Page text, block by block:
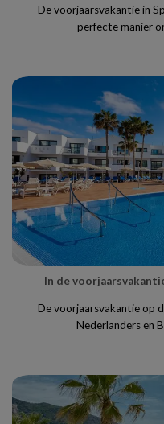
De voorjaarsvakantie in
perfecte manier
In de
De voorjaarsvakantie op
Nederlanders en